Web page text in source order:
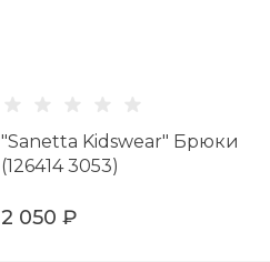
"Sanetta Kidswear" Брюки
(126414 3053)
2 050 ₽